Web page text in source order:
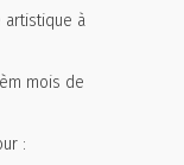
artistique à
mois de
: